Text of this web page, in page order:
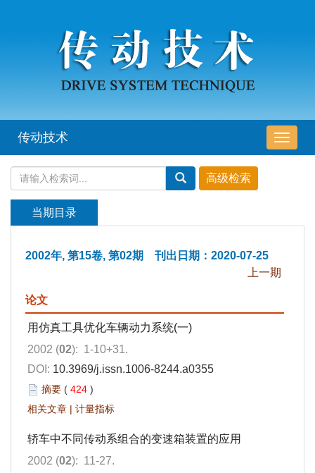
导
航
传动技术
当期目录
2002年, 第15卷, 第02期 刊出日期：2020-07-25
上一期
论文
用仿真工具优化车辆动力系统(一)
2002 (02): 1-10+31.
DOI: 10.3969/j.issn.1006-8244.a0355
摘要 ( 424 )
相关文章 | 计量指标
轿车中不同传动系组合的变速箱装置的应用
2002 (02): 11-27.